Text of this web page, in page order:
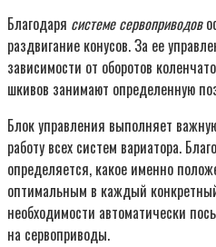
Благодаря системе сервоприводов
раздвигание конусов. За ее
зависимости от оборотов
шкивов занимают определенную
Блок управления выполняет
работу всех систем вариатора.
определяется, какое именно
оптимальным в каждый
необходимости автоматически
на сервоприводы.